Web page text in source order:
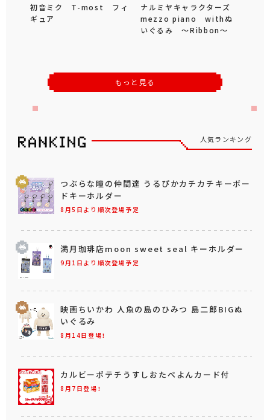
初音ミク T-most フィ
ギュア
ナルミヤキャラクターズ
mezzo piano withぬ
いぐるみ ～Ribbon～
もっと見る
人気ランキング
8月5日より順次登場予定
つぶらな瞳の仲間達 うるぴかカチカチキーボー
ドキーホルダー
9月1日より順次登場予定
満月珈琲店moon sweet seal キーホルダー
8月14日登場！
映画ちいかわ 人魚の島のひみつ 島二郎BIGぬ
いぐるみ
8月7日登場！
カルビーポテチうすしおたべよんカード付